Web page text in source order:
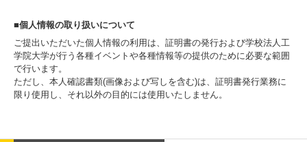
■個人情報の取り扱いについて
ご提出いただいた個人情報の利用は、証明書の発行および学校法人工
学院大学が行う各種イベントや各種情報等の提供のために必要な範囲
で行います。
ただし、本人確認書類(画像および写しを含む)は、証明書発行業務に
限り使用し、それ以外の目的には使用いたしません。